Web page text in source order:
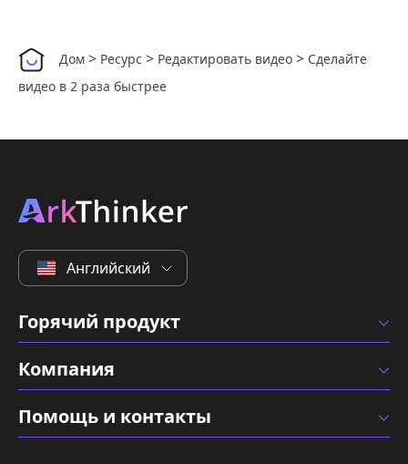
Дом > Ресурс > Редактировать видео > Сделайте
видео в 2 раза быстрее
Английский
Горячий продукт
Компания
Помощь и контакты